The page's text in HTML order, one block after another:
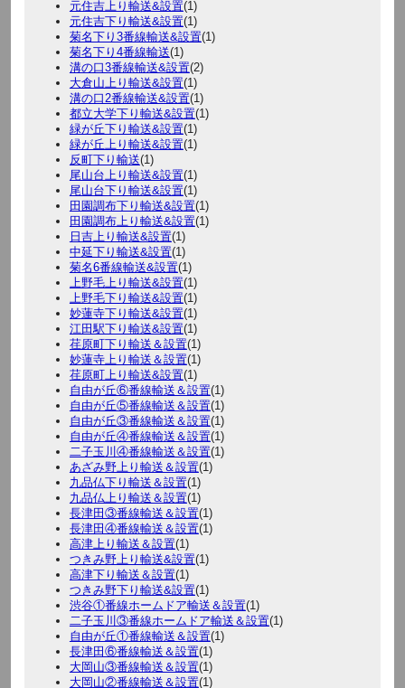
元住吉上り輸送&設置(1)
元住吉下り輸送&設置(1)
菊名下り3番線輸送&設置(1)
菊名下り4番線輸送(1)
溝の口3番線輸送&設置(2)
大倉山上り輸送&設置(1)
溝の口2番線輸送&設置(1)
都立大学下り輸送&設置(1)
緑が丘下り輸送&設置(1)
緑が丘上り輸送&設置(1)
反町下り輸送(1)
尾山台上り輸送&設置(1)
尾山台下り輸送&設置(1)
田園調布下り輸送&設置(1)
田園調布上り輸送&設置(1)
日吉上り輸送&設置(1)
中延下り輸送&設置(1)
菊名6番線輸送&設置(1)
上野毛上り輸送&設置(1)
上野毛下り輸送&設置(1)
妙蓮寺下り輸送&設置(1)
江田駅下り輸送&設置(1)
荏原町下り輸送＆設置(1)
妙蓮寺上り輸送＆設置(1)
荏原町上り輸送&設置(1)
自由が丘⑥番線輸送＆設置(1)
自由が丘⑤番線輸送＆設置(1)
自由が丘③番線輸送＆設置(1)
自由が丘④番線輸送＆設置(1)
二子玉川④番線輸送＆設置(1)
あざみ野上り輸送＆設置(1)
九品仏下り輸送＆設置(1)
九品仏上り輸送＆設置(1)
長津田③番線輸送＆設置(1)
長津田④番線輸送＆設置(1)
高津上り輸送＆設置(1)
つきみ野上り輸送&設置(1)
高津下り輸送＆設置(1)
つきみ野下り輸送&設置(1)
渋谷①番線ホームドア輸送＆設置(1)
二子玉川③番線ホームドア輸送＆設置(1)
自由が丘①番線輸送＆設置(1)
長津田⑥番線輸送＆設置(1)
大岡山③番線輸送＆設置(1)
大岡山②番線輸送＆設置(1)